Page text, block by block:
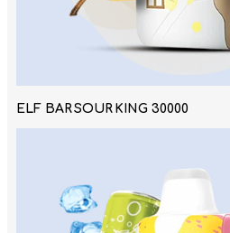
ELF BAR SOUR KING 30000